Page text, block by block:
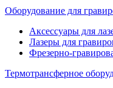
Оборудование для
Аксессуары для
Лазеры для
Фрезерно-
Термотрансферное